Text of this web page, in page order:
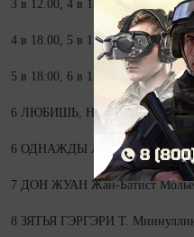
3 в 12.00, 4 в 18.00 В
4 в 18.00, 5 в 12:00 ЧУДО-
5 в 18:00, 6 в 12.00 БЕЗ
6 ЛЮБИШЬ, НЕ ЛЮБИШЬ... Ф.
6 ОДНАЖДЫ ЛЕТНИМ ДНЁМ
7 ДОН ЖУАН Жан-Батист
8 ЗЯТЬЯ ГЭРГЭРИ Т.